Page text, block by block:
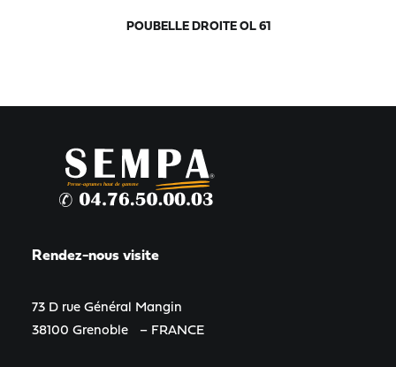
POUBELLE DROITE OL 61
Rendez-nous visite
73 D rue Général Mangin
38100 Grenoble – FRANCE